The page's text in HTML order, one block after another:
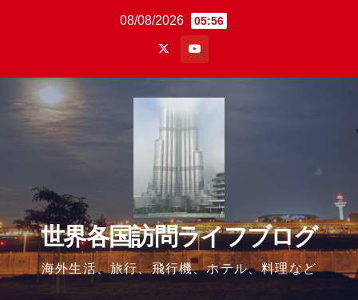
08/08/2026 05:56
世界各国訪問ライフブログ
海外生活、旅行、飛行機、ホテル、料理など